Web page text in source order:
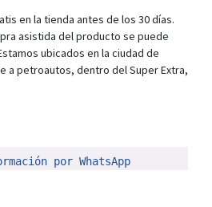
en la tienda antes de los 30 días.
asistida del producto se puede
ubicados en la ciudad de
a petroautos, dentro del Super Extra,
por WhatsApp